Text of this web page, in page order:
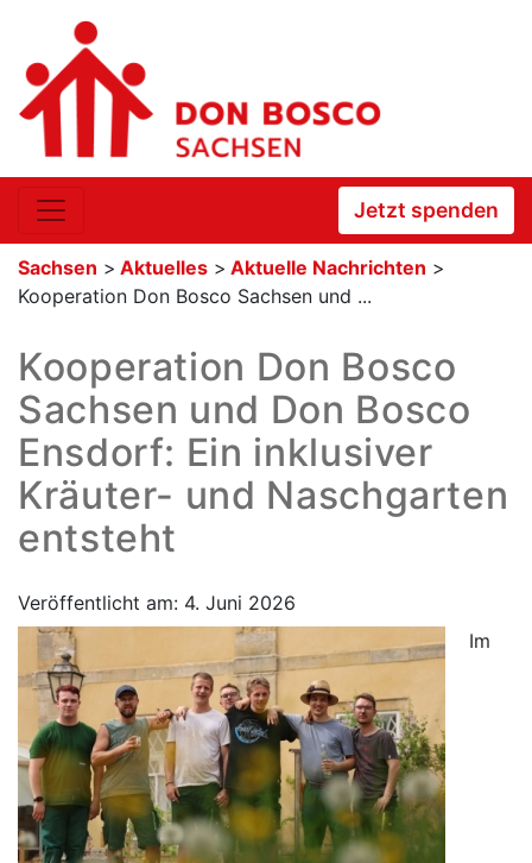
Jetzt spenden
Sachsen > Aktuelles > Aktuelle Nachrichten >
Kooperation Don Bosco Sachsen und ...
Kooperation Don Bosco
Sachsen und Don Bosco
Ensdorf: Ein inklusiver
Kräuter- und Naschgarten
entsteht
Veröffentlicht am: 4. Juni 2026
Im